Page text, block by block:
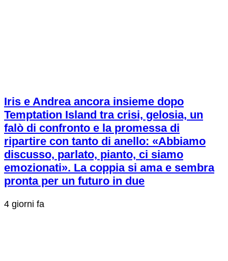
Iris e Andrea ancora insieme dopo
Temptation Island tra crisi, gelosia, un
falò di confronto e la promessa di
ripartire con tanto di anello: «Abbiamo
discusso, parlato, pianto, ci siamo
emozionati». La coppia si ama e sembra
pronta per un futuro in due
4 giorni fa